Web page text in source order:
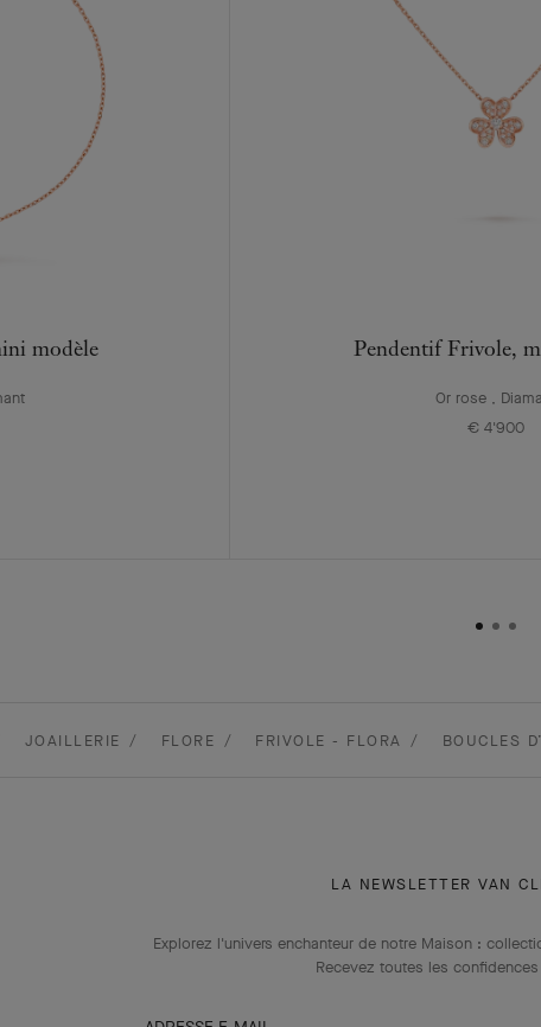
modèle Pendentif Frivole,
Or rose ,
€ 4'900
JOAILLERIE FLORE FRIVOLE - FLORA BOUCLES
LA NEWSLETTER VAN
Explorez l'univers enchanteur de notre Maison :
Recevez toutes les